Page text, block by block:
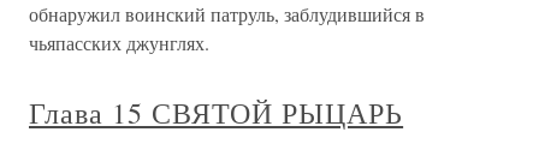
обнаружил воинский патруль, заблудившийся в
чьяпасских джунглях.
Глава 15 СВЯТОЙ РЫЦАРЬ